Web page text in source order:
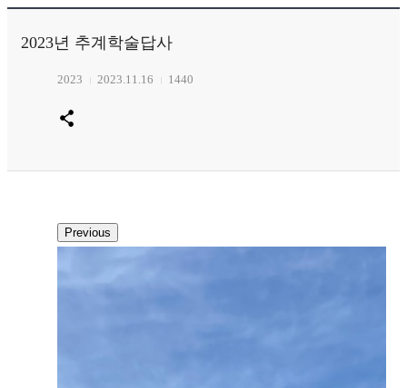
2023년 추계학술답사
2023 2023.11.16 1440
Previous